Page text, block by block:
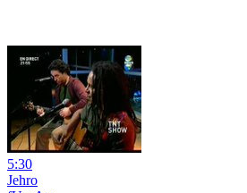
5:30
Jehro